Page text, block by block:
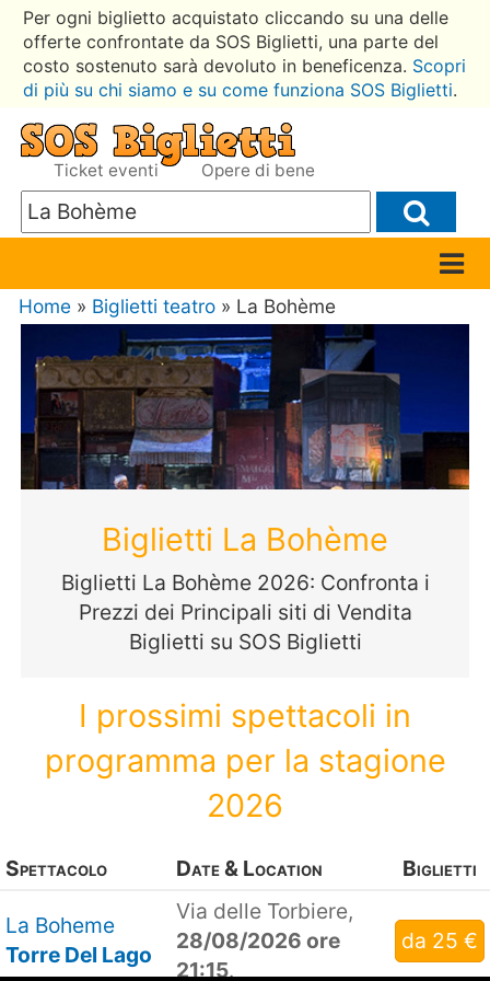
Per ogni biglietto acquistato cliccando su una delle
offerte confrontate da SOS Biglietti, una parte del
costo sostenuto sarà devoluto in beneficenza. Scopri
di più su chi siamo e su come funziona SOS Biglietti.
Ticket eventi Opere di bene
Home » Biglietti teatro » La Bohème
Biglietti La Bohème
Biglietti La Bohème 2026: Confronta i
Prezzi dei Principali siti di Vendita
Biglietti su SOS Biglietti
I prossimi spettacoli in
programma per la stagione
2026
Spettacolo Date & Location Biglietti
La Boheme
Torre Del Lago
Via delle Torbiere,
28/08/2026 ore
21:15.
da 25 €